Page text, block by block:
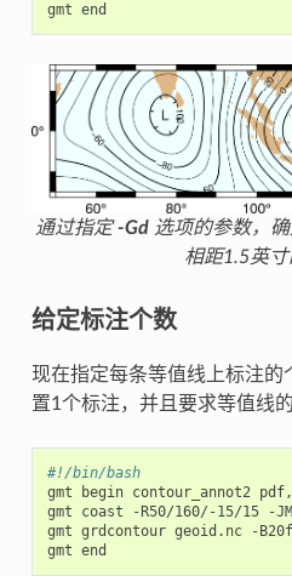
通过指定-Gd 选项的参数，
相距1.5英寸
给定标注个数
现在指定每条等值线上标注的
置1个标注，并且要求等值线
#!/bin/bash
gmt begin contour_annot2
gmt coast -R50/160/-15/15 -
gmt grdcontour geoid.nc -